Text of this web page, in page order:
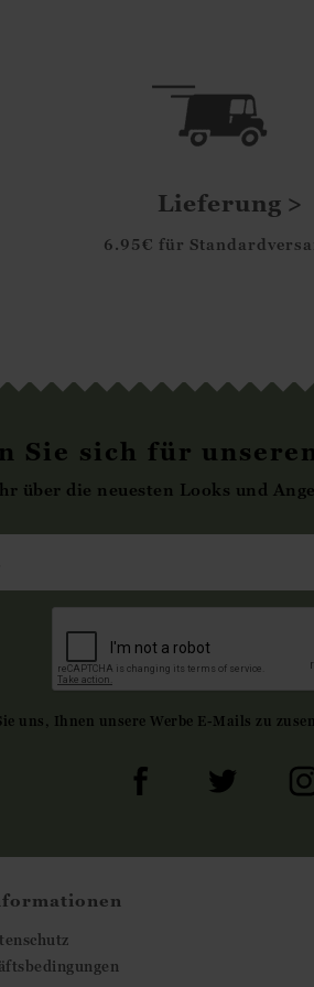
Lieferung
6.95€ für
Sie sich für
über die neuesten Looks und
uns, Ihnen unsere Werbe E-Mails zu